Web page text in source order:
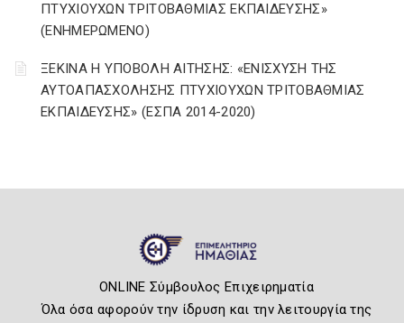
ΠΤΥΧΙΟΥΧΩΝ ΤΡΙΤΟΒΑΘΜΙΑΣ ΕΚΠΑΙΔΕΥΣΗΣ»
(ΕΝΗΜΕΡΩΜΕΝΟ)
ΞΕΚΙΝΑ Η ΥΠΟΒΟΛΗ ΑΙΤΗΣΗΣ: «ΕΝΙΣΧΥΣΗ ΤΗΣ
ΑΥΤΟΑΠΑΣΧΟΛΗΣΗΣ ΠΤΥΧΙΟΥΧΩΝ ΤΡΙΤΟΒΑΘΜΙΑΣ
ΕΚΠΑΙΔΕΥΣΗΣ» (ΕΣΠΑ 2014-2020)
ONLINE Σύμβουλος Επιχειρηματία
Όλα όσα αφορούν την ίδρυση και την λειτουργία της